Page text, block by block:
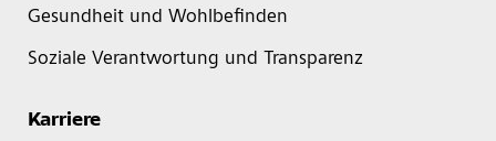
Gesundheit und Wohlbefinden
Soziale Verantwortung und Transparenz
Karriere